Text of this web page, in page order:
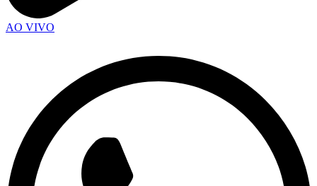
AO VIVO